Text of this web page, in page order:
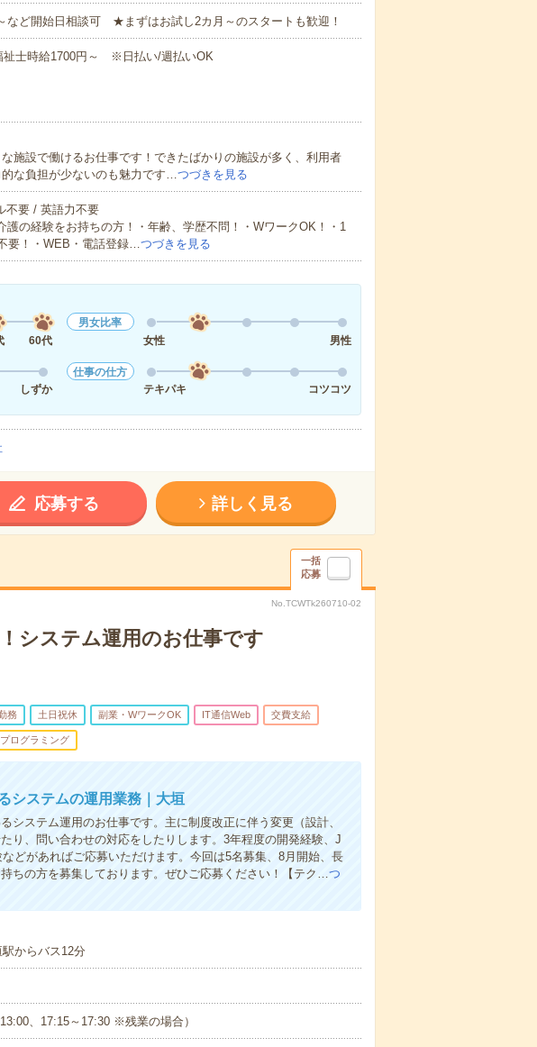
など開始日相談可 ★まずはお試し2カ月～のスタートも歓迎！
士時給1700円～ ※日払い/週払いOK
施設で働けるお仕事です！できたばかりの施設が多く、利用者
な負担が少ないのも魅力です…つづきを見る
不要 / 英語力不要
護の経験をお持ちの方！・年齢、学歴不問！・WワークOK！・1
要！・WEB・電話登録…つづきを見る
60代
男女比率
女性
男性
しずか
仕事の仕方
テキパキ
コツコツ
応募する 詳しく見る
一括
応募
No.TCWTk260710-02
システム運用のお仕事です
務 土日祝休 副業・WワークOK IT通信Web 交費支給
プログラミング
システムの運用業務｜大垣
システム運用のお仕事です。主に制度改正に伴う変更（設計、
り、問い合わせの対応をしたりします。3年程度の開発経験、J
どがあればご応募いただけます。今回は5名募集、8月開始、長
ちの方を募集しております。ぜひご応募ください！【テク…つ
からバス12分
、17:15～17:30 ※残業の場合）